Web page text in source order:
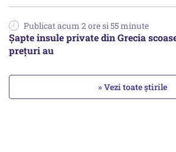
Publicat acum 2 ore si 55 minute
Șapte insule private din Grecia
prețuri au
» Vezi toate știrile